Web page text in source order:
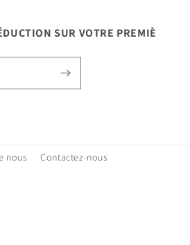
SUR VOTRE PREMIÈ
nous Contactez-nous